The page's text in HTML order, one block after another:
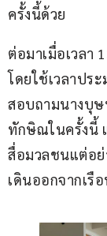
ครั้งนี้ด้วย
ต่อมาเมื่อเวลา
โดยใช้เวลาปร
สอบถามนางบุษ
ทักษิณในครั้งนี้
สื่อมวลชนแต่อย่
เดินออกจากเ